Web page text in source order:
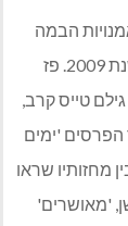
הבמה
במכללת סמינר הקיבוצים, זוכה מלגת הצטיינות לשנת 2009. פז
טייס קרב,
הפרסים 'ימים
מחזותיו שראו
'מאושרים'